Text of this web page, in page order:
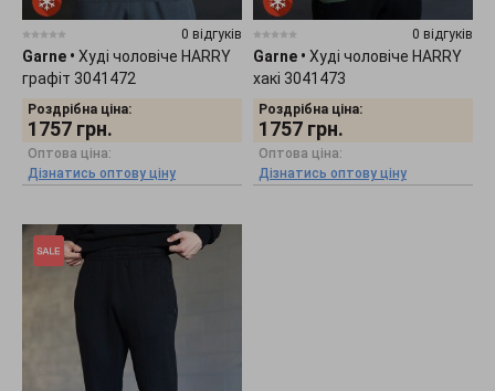
0 відгуків
Garne • Худі чоловіче HARRY
графіт 3041472
Роздрібна ціна:
1757 грн.
Оптова ціна:
Дізнатись оптову ціну
0 відгуків
Garne • Худі чоловіче HARRY
хакі 3041473
Роздрібна ціна:
1757 грн.
Оптова ціна:
Дізнатись оптову ціну